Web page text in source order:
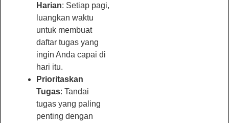
Harian: Setiap pagi,
luangkan waktu
untuk membuat
daftar tugas yang
ingin Anda capai di
hari itu.
Prioritaskan
Tugas: Tandai
tugas yang paling
penting dengan